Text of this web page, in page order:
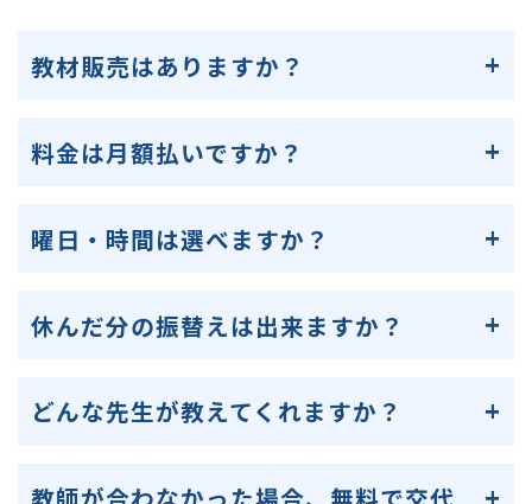
教材販売はありますか？
料金は月額払いですか？
曜日・時間は選べますか？
休んだ分の振替えは出来ますか？
どんな先生が教えてくれますか？